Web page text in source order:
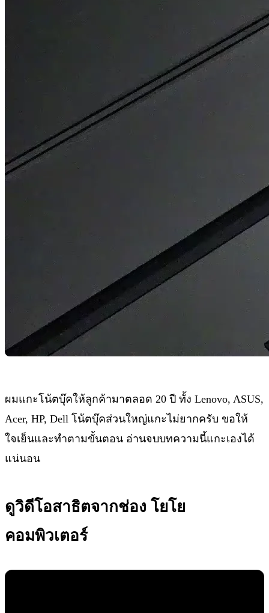
ผมแกะโน้ตบุ๊คให้ลูกค้ามาตลอด 20 ปี ทั้ง Lenovo, ASUS,
Acer, HP, Dell โน้ตบุ๊คส่วนใหญ่แกะไม่ยากครับ ขอให้
ใจเย็นและทำตามขั้นตอน อ่านจบบทความนี้แกะเองได้
แน่นอน
ดูวิดีโอสาธิตจากช่อง โยโย
คอมพิวเตอร์